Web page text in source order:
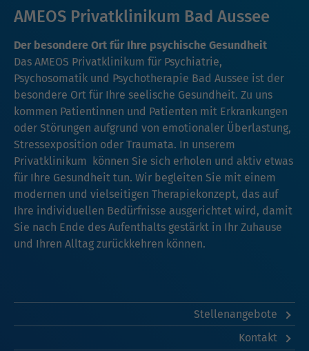
AMEOS Privatklinikum Bad Aussee
Der besondere Ort für Ihre psychische Gesundheit
Das AMEOS Privatklinikum für Psychiatrie,
Psychosomatik und Psychotherapie Bad Aussee ist der
besondere Ort für Ihre seelische Gesundheit. Zu uns
kommen Patientinnen und Patienten mit Erkrankungen
oder Störungen aufgrund von emotionaler Überlastung,
Stressexposition oder Traumata. In unserem
Privatklinikum können Sie sich erholen und aktiv etwas
für Ihre Gesundheit tun. Wir begleiten Sie mit einem
modernen und vielseitigen Therapiekonzept, das auf
Ihre individuellen Bedürfnisse ausgerichtet wird, damit
Sie nach Ende des Aufenthalts gestärkt in Ihr Zuhause
und Ihren Alltag zurückkehren können.
Stellenangebote
Kontakt